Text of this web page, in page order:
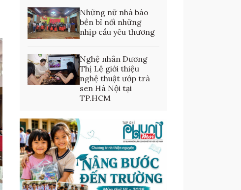
Những nữ nhà báo
bền bỉ nối những
nhịp cầu yêu thương
Nghệ nhân Dương
Thị Lệ giới thiệu
nghệ thuật ướp trà
sen Hà Nội tại
TP.HCM